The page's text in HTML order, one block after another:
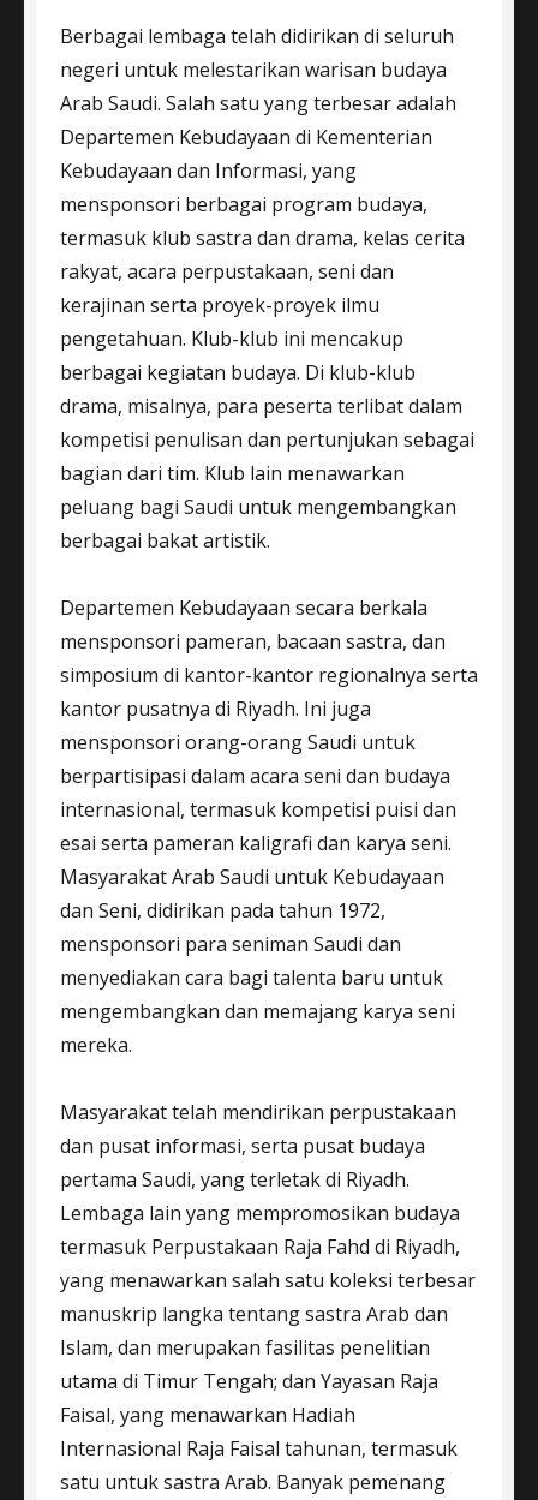
Berbagai lembaga telah didirikan di seluruh
negeri untuk melestarikan warisan budaya
Arab Saudi. Salah satu yang terbesar adalah
Departemen Kebudayaan di Kementerian
Kebudayaan dan Informasi, yang
mensponsori berbagai program budaya,
termasuk klub sastra dan drama, kelas cerita
rakyat, acara perpustakaan, seni dan
kerajinan serta proyek-proyek ilmu
pengetahuan. Klub-klub ini mencakup
berbagai kegiatan budaya. Di klub-klub
drama, misalnya, para peserta terlibat dalam
kompetisi penulisan dan pertunjukan sebagai
bagian dari tim. Klub lain menawarkan
peluang bagi Saudi untuk mengembangkan
berbagai bakat artistik.
Departemen Kebudayaan secara berkala
mensponsori pameran, bacaan sastra, dan
simposium di kantor-kantor regionalnya serta
kantor pusatnya di Riyadh. Ini juga
mensponsori orang-orang Saudi untuk
berpartisipasi dalam acara seni dan budaya
internasional, termasuk kompetisi puisi dan
esai serta pameran kaligrafi dan karya seni.
Masyarakat Arab Saudi untuk Kebudayaan
dan Seni, didirikan pada tahun 1972,
mensponsori para seniman Saudi dan
menyediakan cara bagi talenta baru untuk
mengembangkan dan memajang karya seni
mereka.
Masyarakat telah mendirikan perpustakaan
dan pusat informasi, serta pusat budaya
pertama Saudi, yang terletak di Riyadh.
Lembaga lain yang mempromosikan budaya
termasuk Perpustakaan Raja Fahd di Riyadh,
yang menawarkan salah satu koleksi terbesar
manuskrip langka tentang sastra Arab dan
Islam, dan merupakan fasilitas penelitian
utama di Timur Tengah; dan Yayasan Raja
Faisal, yang menawarkan Hadiah
Internasional Raja Faisal tahunan, termasuk
satu untuk sastra Arab. Banyak pemenang